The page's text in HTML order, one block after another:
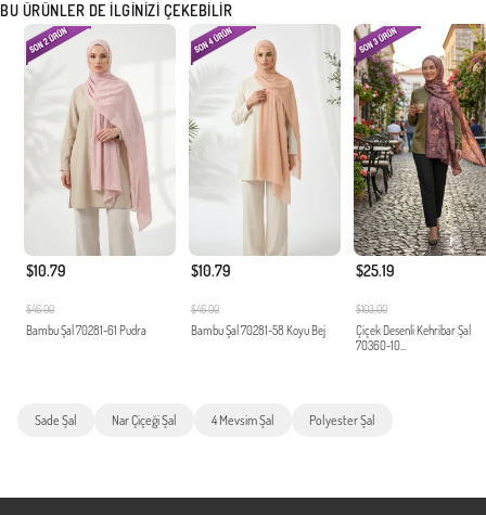
BU ÜRÜNLER DE İLGINIZI ÇEKEBILIR
$10.79
$46.00
Bambu Şal 70281-61 Pudra
$10.79
$46.00
Bambu Şal 70281-58 Koyu Bej
$25.19
$103.00
Çiçek Desenli Kehribar Şal
70360-10...
Sade Şal Nar Çiçeği Şal 4 Mevsim Şal Polyester Şal